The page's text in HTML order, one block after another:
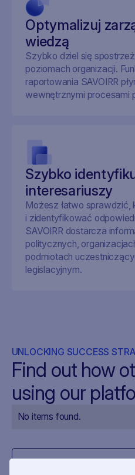
Optymalizuj
wiedzą
Szybko dziel się
poziomach organizacji.
raportowania SAVOIRR
wewnętrznymi procesami
Szybko
interesariuszy
Możesz łatwo
i zidentyfikować
SAVOIRR dostarcza
politycznych,
podmiotach
legislacyjnym.
UNLOCKING SUCCESS
Find out how
using our
No items found.